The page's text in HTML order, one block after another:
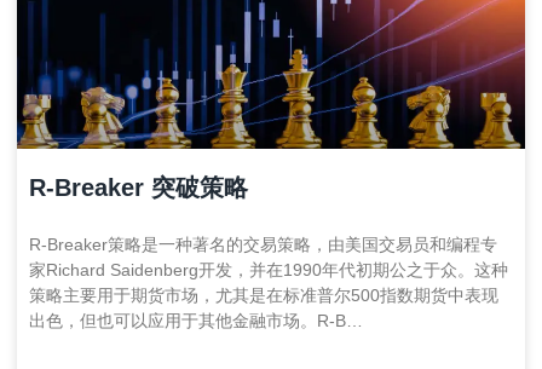
R-Breaker 突破策略
R-Breaker策略是一种著名的交易策略，由美国交易员和编程专
家Richard Saidenberg开发，并在1990年代初期公之于众。这种
策略主要用于期货市场，尤其是在标准普尔500指数期货中表现
出色，但也可以应用于其他金融市场。R-B…